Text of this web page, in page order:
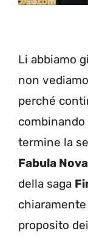
Li abbiamo
non
perché
combinando
termine la
Fabula
della saga
proposito